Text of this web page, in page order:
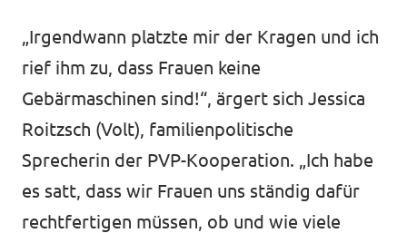
Impressum
Test
„Irgendwann platzte mir der Kragen und ich
rief ihm zu, dass Frauen keine
Gebärmaschinen sind!“, ärgert sich Jessica
Roitzsch (Volt), familienpolitische
Sprecherin der PVP-Kooperation. „Ich habe
es satt, dass wir Frauen uns ständig dafür
rechtfertigen müssen, ob und wie viele